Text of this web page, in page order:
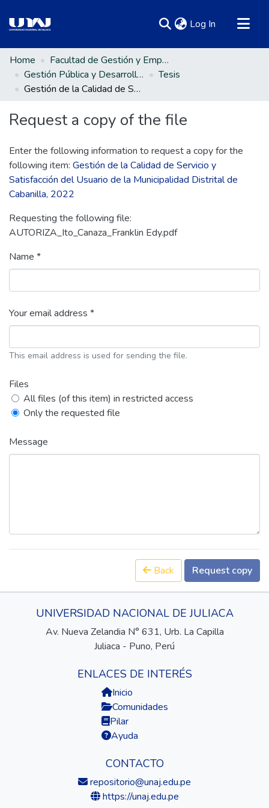
Log In (current)
Communities & Collections
All of DSpace
Statistics
Home
Facultad de Gestión y Emprendimiento Empresarial
Gestión Pública y Desarrollo Social
Tesis
Gestión de la Calidad de Servicio y Satisfacción del Usuario de la Municipalidad Distrital de Cabanilla, 2022
Request a copy of the file
Enter the following information to request a copy for the
following item: Gestión de la Calidad de Servicio y
Satisfacción del Usuario de la Municipalidad Distrital de
Cabanilla, 2022
Requesting the following file:
AUTORIZA_Ito_Canaza_Franklin Edy.pdf
Name *
Your email address *
This email address is used for sending the file.
Files
All files (of this item) in restricted access
Only the requested file
Message
Back Request copy
UNIVERSIDAD NACIONAL DE JULIACA
Av. Nueva Zelandia N° 631, Urb. La Capilla
Juliaca - Puno, Perú
ENLACES DE INTERÉS
Inicio
Comunidades
Pilar
Ayuda
CONTACTO
repositorio@unaj.edu.pe
https://unaj.edu.pe